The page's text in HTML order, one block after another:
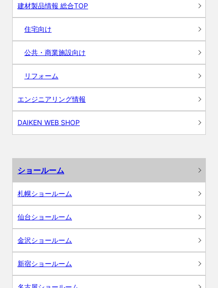
建材製品情報 総合TOP
住宅向け
公共・商業施設向け
リフォーム
エンジニアリング情報
DAIKEN WEB SHOP
ショールーム
札幌ショールーム
仙台ショールーム
金沢ショールーム
新宿ショールーム